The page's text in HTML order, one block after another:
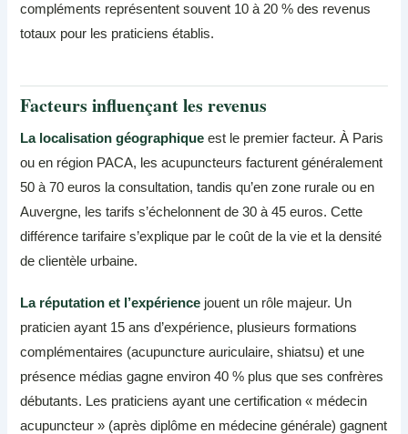
compléments représentent souvent 10 à 20 % des revenus
totaux pour les praticiens établis.
Facteurs influençant les revenus
La localisation géographique est le premier facteur. À Paris
ou en région PACA, les acupuncteurs facturent généralement
50 à 70 euros la consultation, tandis qu’en zone rurale ou en
Auvergne, les tarifs s’échelonnent de 30 à 45 euros. Cette
différence tarifaire s’explique par le coût de la vie et la densité
de clientèle urbaine.
La réputation et l’expérience jouent un rôle majeur. Un
praticien ayant 15 ans d’expérience, plusieurs formations
complémentaires (acupuncture auriculaire, shiatsu) et une
présence médias gagne environ 40 % plus que ses confrères
débutants. Les praticiens ayant une certification « médecin
acupuncteur » (après diplôme en médecine générale) gagnent